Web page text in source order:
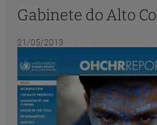
Gabinete do Alto
21/05/2013